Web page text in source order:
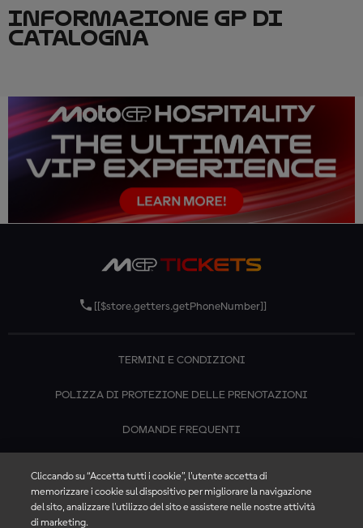
INFORMAZIONE GP DI
CATALOGNA
[[$store.getters.getPhoneNumber]]
TERMINI E CONDIZIONI
POLIZZA DI PROTEZIONE DELLE PRENOTAZIONI
DOMANDE FREQUENTI
Cliccando su “Accetta tutti i cookie”, l'utente accetta di
memorizzare i cookie sul dispositivo per migliorare la navigazione
del sito, analizzare l'utilizzo del sito e assistere nelle nostre attività
di marketing.